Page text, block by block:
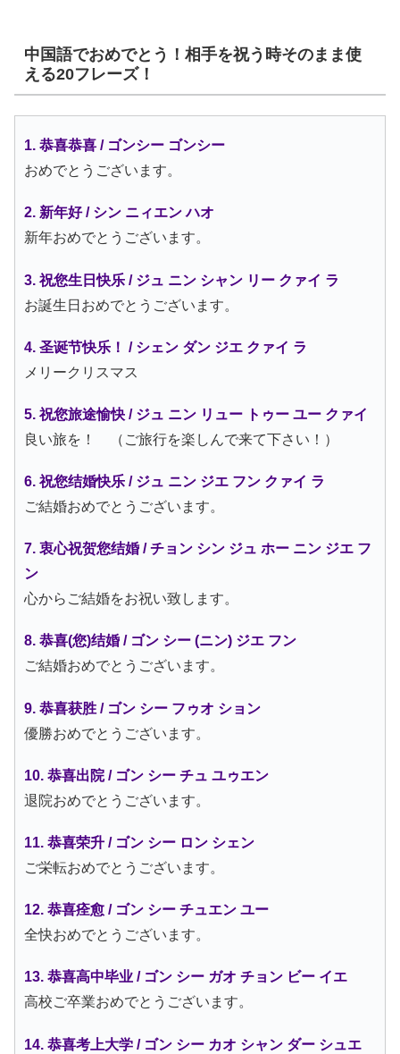
中国語でおめでとう！相手を祝う時そのまま使
える20フレーズ！
1. 恭喜恭喜 / ゴンシー ゴンシー
おめでとうございます。
2. 新年好 / シン ニィエン ハオ
新年おめでとうございます。
3. 祝您生日快乐 / ジュ ニン シャン リー クァイ ラ
お誕生日おめでとうございます。
4. 圣诞节快乐！ / シェン ダン ジエ クァイ ラ
メリークリスマス
5. 祝您旅途愉快 / ジュ ニン リュー トゥー ユー クァイ
良い旅を！ （ご旅行を楽しんで来て下さい！）
6. 祝您结婚快乐 / ジュ ニン ジエ フン クァイ ラ
ご結婚おめでとうございます。
7. 衷心祝贺您结婚 / チョン シン ジュ ホー ニン ジエ フ
ン
心からご結婚をお祝い致します。
8. 恭喜(您)结婚 / ゴン シー (ニン) ジエ フン
ご結婚おめでとうございます。
9. 恭喜获胜 / ゴン シー フゥオ ション
優勝おめでとうございます。
10. 恭喜出院 / ゴン シー チュ ユゥエン
退院おめでとうございます。
11. 恭喜荣升 / ゴン シー ロン シェン
ご栄転おめでとうございます。
12. 恭喜痊愈 / ゴン シー チュエン ユー
全快おめでとうございます。
13. 恭喜高中毕业 / ゴン シー ガオ チョン ビー イエ
高校ご卒業おめでとうございます。
14. 恭喜考上大学 / ゴン シー カオ シャン ダー シュエ